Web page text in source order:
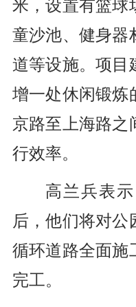
童沙池、健身器
道等设施。项目
增一处休闲锻炼
京路至上海路之
行效率。
高兰兵表示
后，他们将对
循环道路全面施
完工。